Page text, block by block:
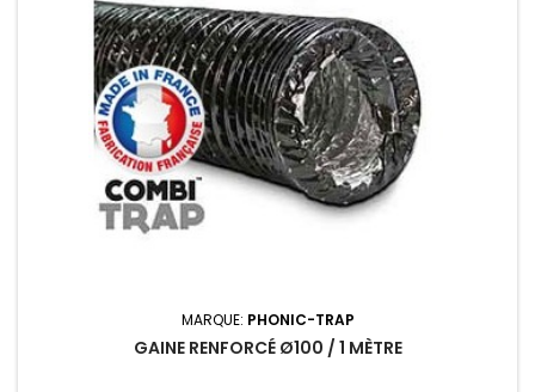
MARQUE: PHONIC-TRAP
GAINE RENFORCÉ Ø100 / 1 MÈTRE